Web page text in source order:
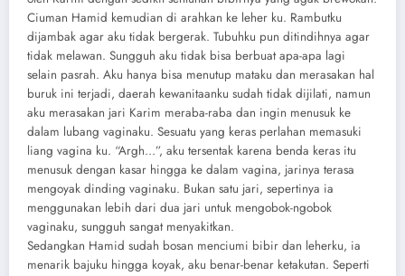
Ciuman Hamid kemudian di arahkan ke leher ku. Rambutku
dijambak agar aku tidak bergerak. Tubuhku pun ditindihnya agar
tidak melawan. Sungguh aku tidak bisa berbuat apa-apa lagi
selain pasrah. Aku hanya bisa menutup mataku dan merasakan hal
buruk ini terjadi, daerah kewanitaanku sudah tidak dijilati, namun
aku merasakan jari Karim meraba-raba dan ingin menusuk ke
dalam lubang vaginaku. Sesuatu yang keras perlahan memasuki
liang vagina ku. “Argh…”, aku tersentak karena benda keras itu
menusuk dengan kasar hingga ke dalam vagina, jarinya terasa
mengoyak dinding vaginaku. Bukan satu jari, sepertinya ia
menggunakan lebih dari dua jari untuk mengobok-ngobok
vaginaku, sungguh sangat menyakitkan.
Sedangkan Hamid sudah bosan menciumi bibir dan leherku, ia
menarik bajuku hingga koyak, aku benar-benar ketakutan. Seperti